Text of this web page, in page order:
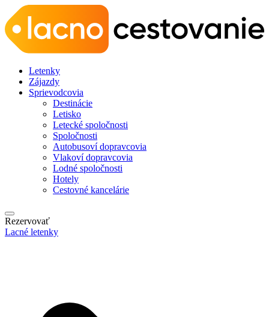
Letenky
Zájazdy
Sprievodcovia
Destinácie
Letisko
Letecké spoločnosti
Spoločnosti
Autobusoví dopravcovia
Vlakoví dopravcovia
Lodné spoločnosti
Hotely
Cestovné kancelárie
Rezervovať
Lacné letenky